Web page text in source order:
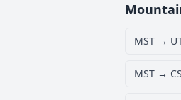
MST →
MST →